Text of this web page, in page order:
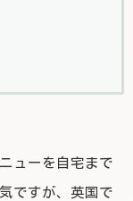
ューを自宅まで
ですが、英国で